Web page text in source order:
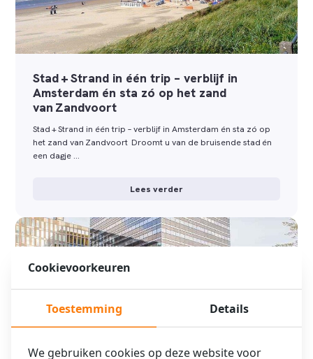
Stad + Strand in één trip – verblijf in
Amsterdam én sta zó op het zand
van Zandvoort
Stad + Strand in één trip – verblijf in Amsterdam én sta zó op
het zand van Zandvoort Droomt u van de bruisende stad én
een dagje …
Lees verder
Cookievoorkeuren
Toestemming Details
We gebruiken cookies op deze website voor